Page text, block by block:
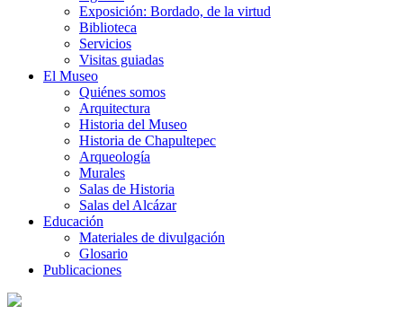
Exposición: Bordado, de la virtud
Biblioteca
Servicios
Visitas guiadas
El Museo
Quiénes somos
Arquitectura
Historia del Museo
Historia de Chapultepec
Arqueología
Murales
Salas de Historia
Salas del Alcázar
Educación
Materiales de divulgación
Glosario
Publicaciones